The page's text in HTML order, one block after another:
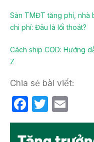
Sàn TMĐT tăng phí, nhà
chi phí: Đâu là lối thoát?
Cách ship COD: Hướng
Z
Chia sẻ bài viết:
F
a
c
T
w
itt
m
ail